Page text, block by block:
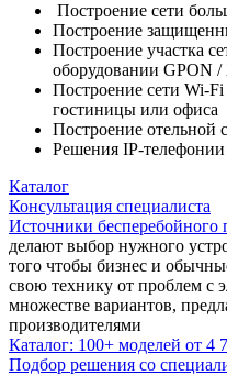
Построение сети
Построение
Построение участка
оборудовании GPON
Построение сети Wi-
гостиницы или офиса
Построение отельной
Решения IP-телефонии
Каталог
Консультация специалиста
Источники бесперебойного
делают выбор нужного
того чтобы бизнес и
свою технику от проблем с
множестве вариантов,
производителями
Каталог: 100+ моделей от 4
Подбор решения со